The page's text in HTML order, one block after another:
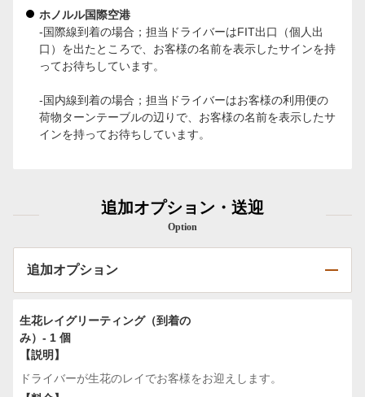
ホノルル国際空港
-国際線到着の場合；担当ドライバーはFIT出口（個人出
口）を出たところで、お客様の名前を表示したサインを持
ってお待ちしています。
-国内線到着の場合；担当ドライバーはお客様の利用便の
荷物ターンテーブルの辺りで、お客様の名前を表示したサ
インを持ってお待ちしています。
追加オプション・送迎
Option
追加オプション
生花レイグリーティング（到着の
み）- 1 個
【説明】
ドライバーが生花のレイでお客様をお迎えします。